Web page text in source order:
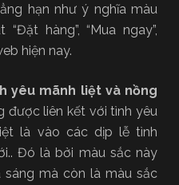
hạn như ý nghĩa màu
hàng”, “Mua ngay”,
hiện nay.
yêu mãnh liệt và nồng
được liên kết với tình yêu
là vào các dịp lễ tình
Đó là bởi màu sắc này
sáng mà còn là màu sắc